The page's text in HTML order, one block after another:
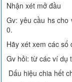
Nhận xét mở đầu
Gv: yêu cầu hs
0.
Hãy xét xem các số
Gv hỏi: từ các ví dụ
Dấu hiệu chia hết